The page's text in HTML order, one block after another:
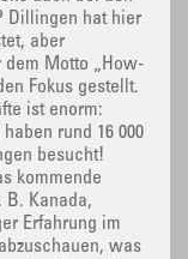
Dillingen hat hier
aber
Motto „How-
Fokus gestellt.
ist enorm:
rund 16 000
besucht!
kommende
B. Kanada,
Erfahrung im
was